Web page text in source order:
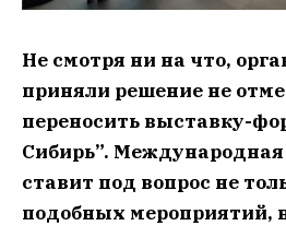
Не смотря ни на что,
приняли решение не
переносить выставку-
Сибирь”. Международная
ставит под вопрос не
подобных мероприятий,